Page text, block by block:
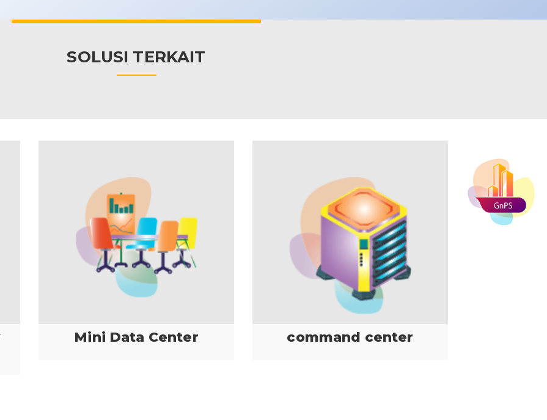
SOLUSI TERKAIT
Mini Data Center command center